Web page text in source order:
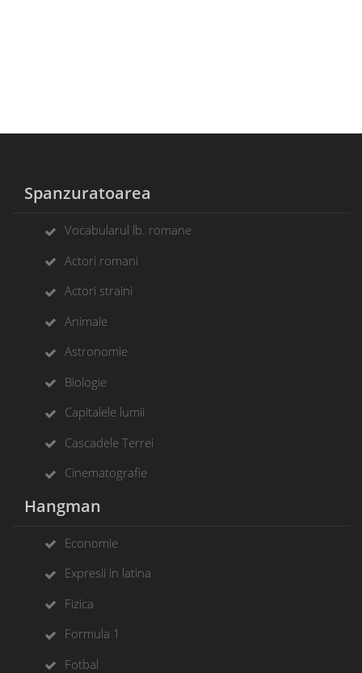
Spanzuratoarea
Vocabularul lb. romane
Actori romani
Actori straini
Animale
Astronomie
Biologie
Capitalele lumii
Cascadele Terrei
Cinematografie
Hangman
Economie
Expresii in latina
Fizica
Formula 1
Fotbal